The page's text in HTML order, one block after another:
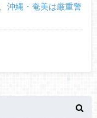
沖縄・奄美は厳重警